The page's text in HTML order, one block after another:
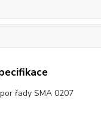
řady SMA 0207